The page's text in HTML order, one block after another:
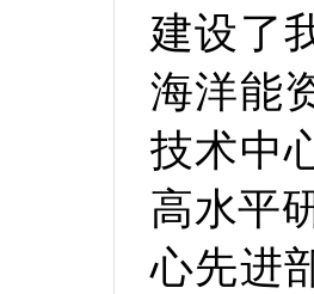
建设了
海洋能
技术中
高水平
心先进